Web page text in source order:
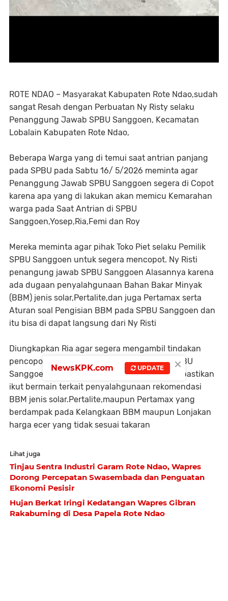
ROTE NDAO – Masyarakat Kabupaten Rote Ndao,sudah
sangat Resah dengan Perbuatan Ny Risty selaku
Penanggung Jawab SPBU Sanggoen, Kecamatan
Lobalain Kabupaten Rote Ndao,
Beberapa Warga yang di temui saat antrian panjang
pada SPBU pada Sabtu 16/ 5/2026 meminta agar
Penanggung Jawab SPBU Sanggoen segera di Copot
karena apa yang di lakukan akan memicu Kemarahan
warga pada Saat Antrian di SPBU
Sanggoen,Yosep,Ria,Femi dan Roy
Mereka meminta agar pihak Toko Piet selaku Pemilik
SPBU Sanggoen untuk segera mencopot. Ny Risti
penangung jawab SPBU Sanggoen Alasannya karena
ada dugaan penyalahgunaan Bahan Bakar Minyak
(BBM) jenis solar,Pertalite,dan juga Pertamax serta
Aturan soal Pengisian BBM pada SPBU Sanggoen dan
itu bisa di dapat langsung dari Ny Risti
Diungkapkan Ria agar segera mengambil tindakan
pencopotan terhadap penanggung jawab SPBU
Sanggoen tersebut. Pihak SPBU Sanggoen,dipastikan
ikut bermain terkait penyalahgunaan rekomendasi
BBM jenis solar.Pertalite,maupun Pertamax yang
berdampak pada Kelangkaan BBM maupun Lonjakan
harga ecer yang tidak sesuai takaran
Lihat juga
Tinjau Sentra Industri Garam Rote Ndao, Wapres
Dorong Percepatan Swasembada dan Penguatan
Ekonomi Pesisir
Hujan Berkat Iringi Kedatangan Wapres Gibran
Rakabuming di Desa Papela Rote Ndao
×
NewsKPK.com UPDATE